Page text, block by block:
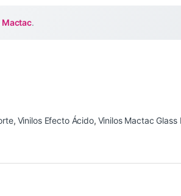
.
, Vinilos Efecto Ácido, Vinilos Mactac Glass